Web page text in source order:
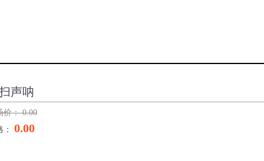
声呐
价：0.00
： 0.00